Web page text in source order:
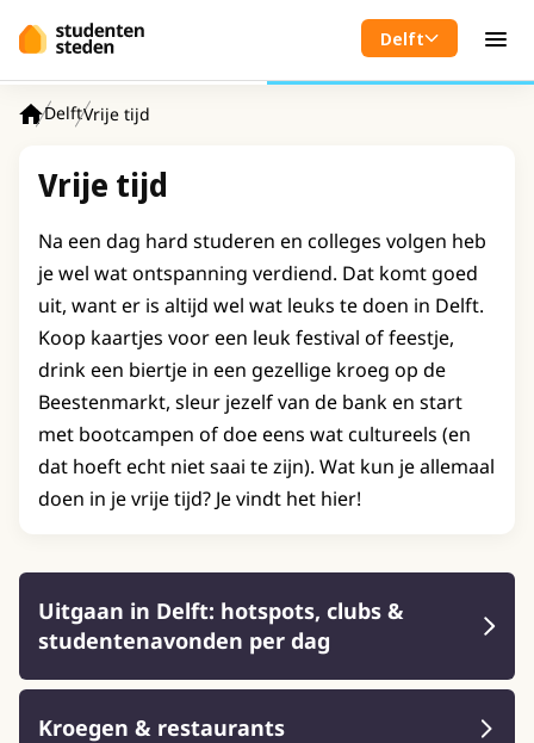
Delft
DelftVrije tijd
Vrije tijd
Na een dag hard studeren en colleges volgen heb
je wel wat ontspanning verdiend. Dat komt goed
uit, want er is altijd wel wat leuks te doen in Delft.
Koop kaartjes voor een leuk festival of feestje,
drink een biertje in een gezellige kroeg op de
Beestenmarkt, sleur jezelf van de bank en start
met bootcampen of doe eens wat cultureels (en
dat hoeft echt niet saai te zijn). Wat kun je allemaal
doen in je vrije tijd? Je vindt het hier!
Uitgaan in Delft: hotspots, clubs &
studentenavonden per dag
Kroegen & restaurants